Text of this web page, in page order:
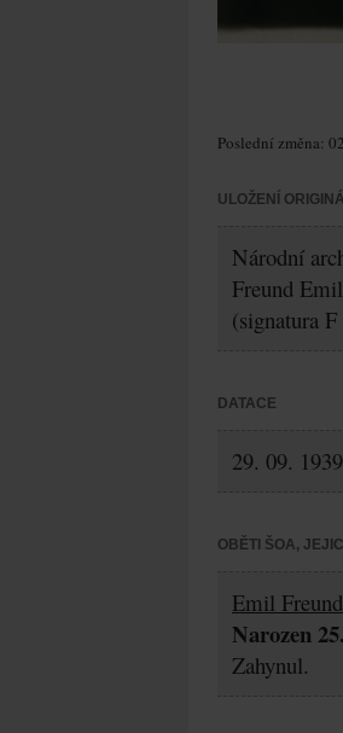
Poslední změna:
ULOŽENÍ
Národní
Freund Emil
(signatura
DATACE
29. 09. 1939
OBĚTI ŠOA,
Emil Freund
Narozen
Zahynul.